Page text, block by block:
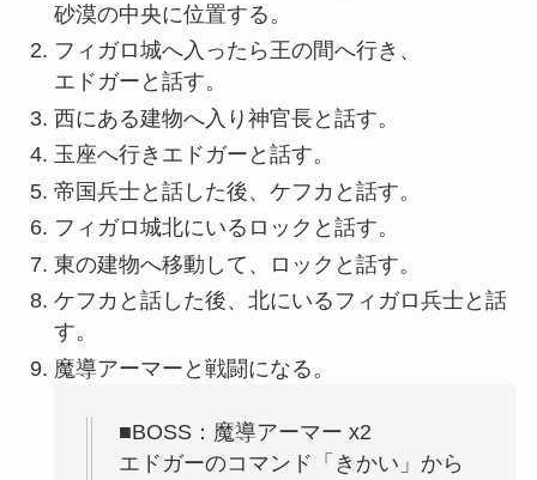
砂漠の中央に位置する。
フィガロ城へ入ったら王の間へ行き、
エドガーと話す。
西にある建物へ入り神官長と話す。
玉座へ行きエドガーと話す。
帝国兵士と話した後、ケフカと話す。
フィガロ城北にいるロックと話す。
東の建物へ移動して、ロックと話す。
ケフカと話した後、北にいるフィガロ兵士と話
す。
魔導アーマーと戦闘になる。
■BOSS：魔導アーマー x2
エドガーのコマンド「きかい」から